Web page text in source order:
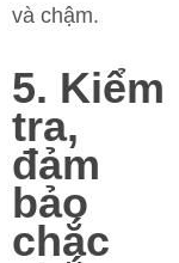
và chậm.
5. Kiểm
tra,
đảm
bảo
chắc